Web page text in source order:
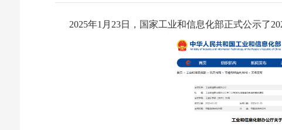
2025年1月23日，国家工业和信息化部正式公示了